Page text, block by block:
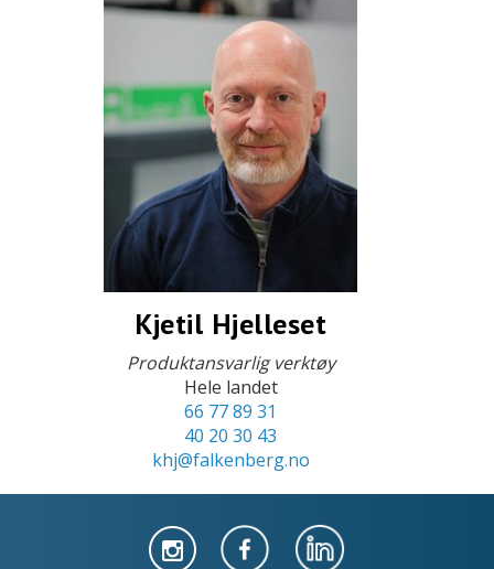
Kjetil Hjelleset
Produktansvarlig verktøy
Hele landet
66 77 89 31
40 20 30 43
khj@falkenberg.no